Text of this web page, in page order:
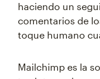
haciendo un
comentarios de
toque humano
Mailchimp es la